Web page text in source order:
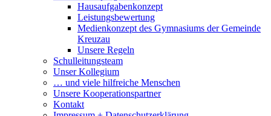
Hausaufgabenkonzept
Leistungsbewertung
Medienkonzept des Gymnasiums der Gemeinde
Kreuzau
Unsere Regeln
Schulleitungsteam
Unser Kollegium
… und viele hilfreiche Menschen
Unsere Kooperationspartner
Kontakt